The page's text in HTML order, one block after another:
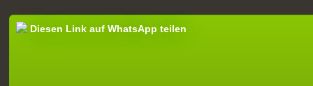
Diesen Link auf WhatsApp teilen